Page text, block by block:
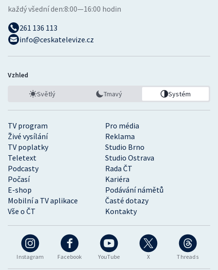
Instagram Facebook YouTube X Threads
TV program
Pro média
Živé vysílání
Reklama
TV poplatky
Studio Brno
Teletext
Studio Ostrava
Podcasty
Rada ČT
Počasí
Kariéra
E-shop
Podávání námětů
Mobilní a TV aplikace
Časté dotazy
Vše o ČT
Kontakty
každý všední den:8:00—16:00 hodin
261 136 113
info@ceskatelevize.cz
Vzhled
Světlý Tmavý Systém